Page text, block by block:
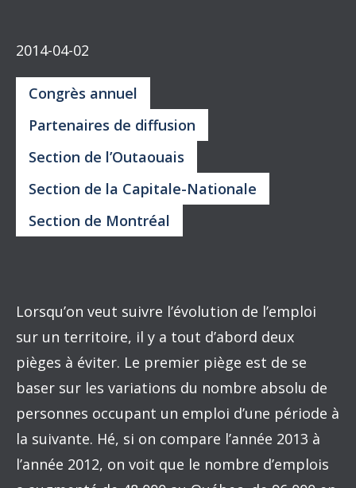
2014-04-02
Congrès annuel
Partenaires de diffusion
Section de l’Outaouais
Section de la Capitale-Nationale
Section de Montréal
Lorsqu’on veut suivre l’évolution de l’emploi
sur un territoire, il y a tout d’abord deux
pièges à éviter. Le premier piège est de se
baser sur les variations du nombre absolu de
personnes occupant un emploi d’une période à
la suivante. Hé, si on compare l’année 2013 à
l’année 2012, on voit que le nombre d’emplois